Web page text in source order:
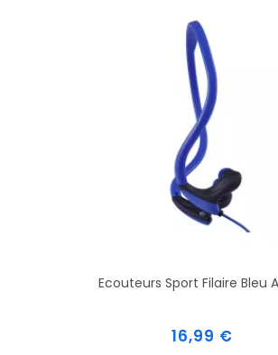
Ecouteurs Sport Filaire Bleu
Prix
16,99 €